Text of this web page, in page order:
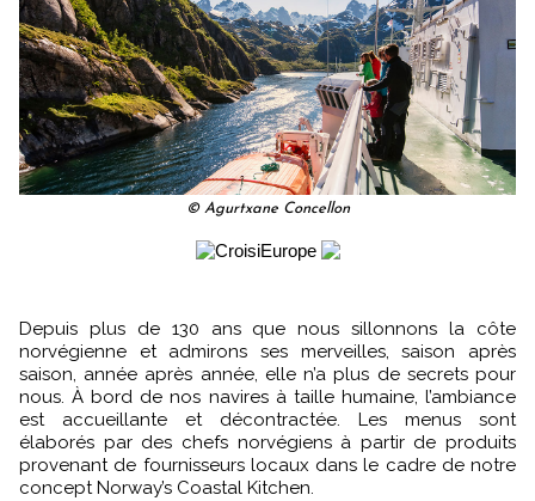
© Agurtxane Concellon
Depuis plus de 130 ans que nous sillonnons la côte
norvégienne et admirons ses merveilles, saison après
saison, année après année, elle n’a plus de secrets pour
nous. À bord de nos navires à taille humaine, l’ambiance
est accueillante et décontractée. Les menus sont
élaborés par des chefs norvégiens à partir de produits
provenant de fournisseurs locaux dans le cadre de notre
concept Norway’s Coastal Kitchen.